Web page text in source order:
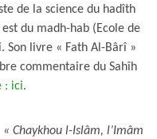
de la science du hadîth
du madh-hab (Ecole de
Son livre « Fath Al-Bârî »
commentaire du Sahîh
: ici.
« Chaykhou l-Islâm, l’Imâm